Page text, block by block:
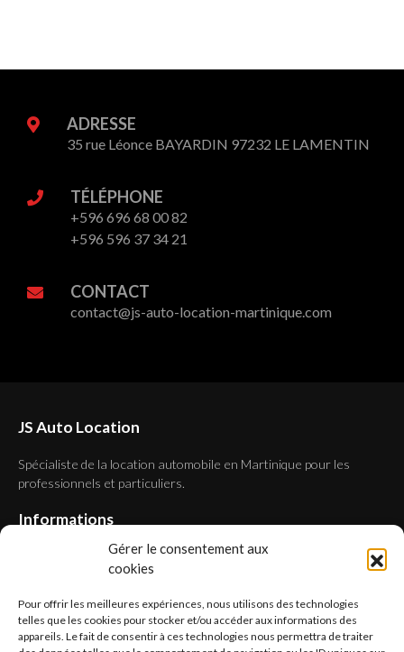
Gérer le consentement aux
cookies
Pour offrir les meilleures expériences, nous utilisons des technologies
telles que les cookies pour stocker et/ou accéder aux informations des
appareils. Le fait de consentir à ces technologies nous permettra de traiter
ADRESSE
35 rue Léonce BAYARDIN 97232 LE LAMENTIN
TÉLÉPHONE
+596 696 68 00 82
+596 596 37 34 21
CONTACT
contact@js-auto-location-martinique.com
JS Auto Location
Spécialiste de la location automobile en Martinique pour les
professionnels et particuliers.
Informations
Conditions générales
Politique de cookies (UE)